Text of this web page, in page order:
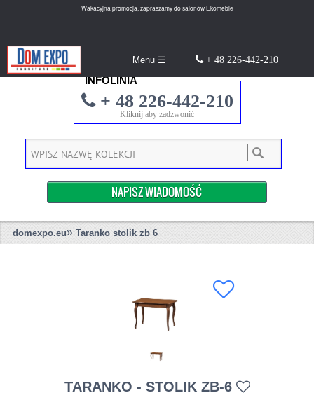
Wakacyjna promocja, zapraszamy do salonów Ekomeble
Menu ☰ + 48 226-442-210
INFOLINIA
+ 48 226-442-210
Kliknij aby zadzwonić
NAPISZ WIADOMOŚĆ
domexpo.eu» Taranko stolik zb 6
TARANKO - STOLIK ZB-6